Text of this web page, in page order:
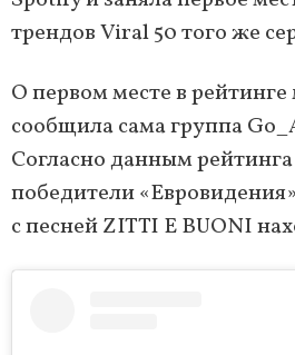
трендов Viral 50 того же
О первом месте в
сообщила сама группа
Согласно данным рейтинга
победители
с песней ZITTI E BUONI